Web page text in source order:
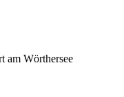
am Wörthersee